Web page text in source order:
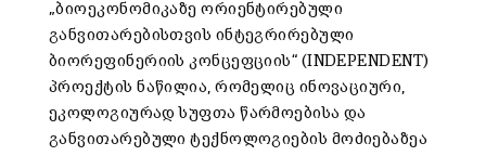
„ბიოეკონომიკაზე ორიენტირებული
განვითარებისთვის ინტეგრირებული
ბიორეფინერიის კონცეფციის“ (INDEPENDENT)
პროექტის ნაწილია, რომელიც ინოვაციური,
ეკოლოგიურად სუფთა წარმოებისა და
განვითარებული ტექნოლოგიების მოძიებაზეა